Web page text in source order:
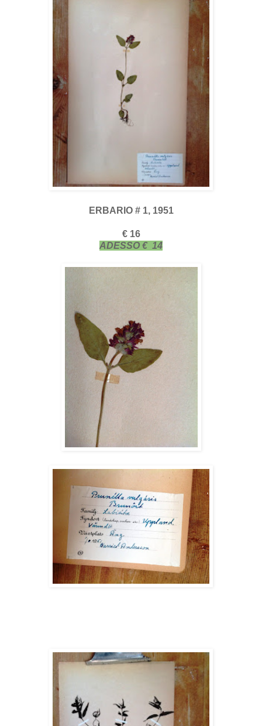
ERBARIO # 1, 1951
€ 16
ADESSO € 14